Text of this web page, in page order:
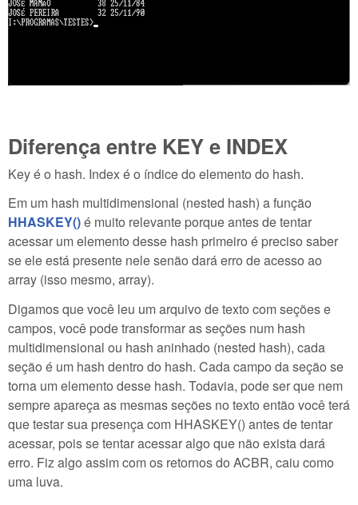
Diferença entre KEY e INDEX
Key é o hash. Index é o índice do elemento do hash.
Em um hash multidimensional (nested hash) a função
HHASKEY()é muito relevante porque antes de tentar
acessar um elemento desse hash primeiro é preciso saber
se ele está presente nele senão dará erro de acesso ao
array (isso mesmo, array).
Digamos que você leu um arquivo de texto com seções e
campos, você pode transformar as seções num hash
multidimensional ou hash aninhado (nested hash), cada
seção é um hash dentro do hash. Cada campo da seção se
torna um elemento desse hash. Todavia, pode ser que nem
sempre apareça as mesmas seções no texto então você terá
que testar sua presença com HHASKEY() antes de tentar
acessar, pois se tentar acessar algo que não exista dará
erro. Fiz algo assim com os retornos do ACBR, caiu como
uma luva.